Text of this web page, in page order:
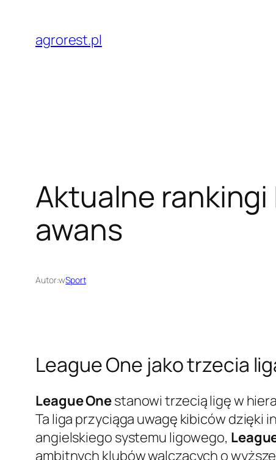
treści
agrorest.pl
Aktualne rankingi
awans
Autor:wSport
League One jako trzecia
League Onestanowi trzecią ligę w
Ta liga przyciąga uwagę kibiców
angielskiego systemu ligowego,
ambitnych klubów walczących o